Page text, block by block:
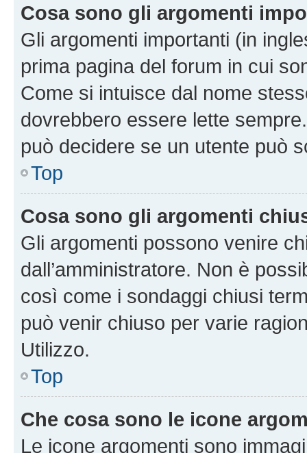
Cosa sono gli argomenti
Gli argomenti importanti (in
prima pagina del forum in cui
Come si intuisce dal nome
dovrebbero essere lette
può decidere se un utente può
Top
Cosa sono gli argomenti
Gli argomenti possono venire
dall’amministratore. Non è
così come i sondaggi chiusi
può venir chiuso per varie
Utilizzo.
Top
Che cosa sono le icone
Le icone argomenti sono